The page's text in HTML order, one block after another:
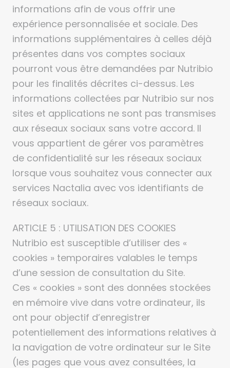
informations afin de vous offrir une
expérience personnalisée et sociale. Des
informations supplémentaires à celles déjà
présentes dans vos comptes sociaux
pourront vous être demandées par Nutribio
pour les finalités décrites ci-dessus. Les
informations collectées par Nutribio sur nos
sites et applications ne sont pas transmises
aux réseaux sociaux sans votre accord. Il
vous appartient de gérer vos paramètres
de confidentialité sur les réseaux sociaux
lorsque vous souhaitez vous connecter aux
services Nactalia avec vos identifiants de
réseaux sociaux.
ARTICLE 5 : UTILISATION DES COOKIES
Nutribio est susceptible d’utiliser des «
cookies » temporaires valables le temps
d’une session de consultation du Site.
Ces « cookies » sont des données stockées
en mémoire vive dans votre ordinateur, ils
ont pour objectif d’enregistrer
potentiellement des informations relatives à
la navigation de votre ordinateur sur le Site
(les pages que vous avez consultées, la